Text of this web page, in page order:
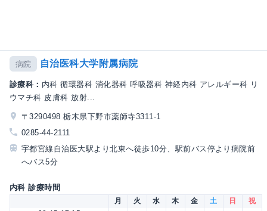
病院 自治医科大学附属病院
診療科： 内科 循環器科 消化器科 呼吸器科 神経内科 アレルギー科 リ
ウマチ科 皮膚科 放射...
〒3290498 栃木県下野市薬師寺3311-1
0285-44-2111
宇都宮線自治医大駅より北東へ徒歩10分、駅前バス停より病院前
へバス5分
内科 診療時間
月 火 水 木 金 土 日
祝